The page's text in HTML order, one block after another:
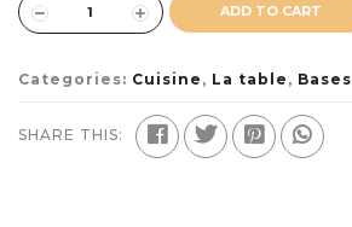
ADD TO CART
Categories: Cuisine , La table , Bases
SHARE THIS: